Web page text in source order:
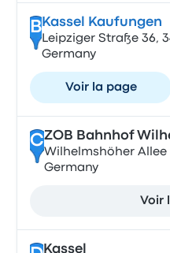
B Kassel Kaufungen
Leipziger Straße 36,
Germany
Voir la page
CZOB Bahnhof
Wilhelmshöher Allee
Germany
Voir
Kassel